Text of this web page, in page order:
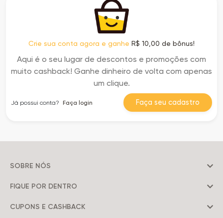
Crie sua conta agora e ganhe R$ 10,00 de bônus!
Aqui é o seu lugar de descontos e promoções com
muito cashback! Ganhe dinheiro de volta com apenas
um clique.
Faça seu cadastro
Já possui conta? Faça login
SOBRE NÓS
FIQUE POR DENTRO
CUPONS E CASHBACK